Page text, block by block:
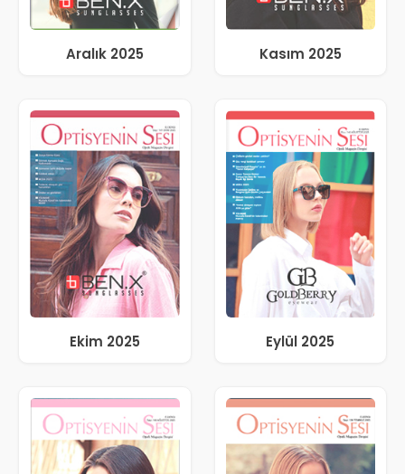
Aralık 2025 Kasım 2025
Ekim 2025 Eylül 2025